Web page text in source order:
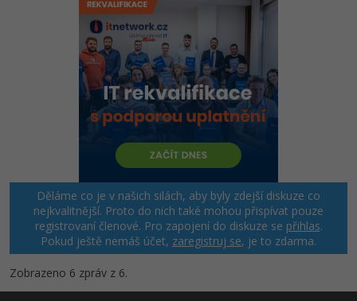
Děláme co je v našich silách, aby byly zdejší diskuze co
nejkvalitnější. Proto do nich také mohou přispívat pouze
registrovaní členové. Pro zapojení do diskuze se přihlas.
Pokud ještě nemáš účet, zaregistruj se, je to zdarma.
Zobrazeno 6 zpráv z 6.